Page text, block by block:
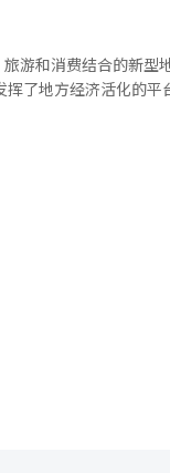
。两年前，日本股票的
己指出。 投资银行
投资者活动“东北亚论
亚洲股市的标志性活
资金，东北亚股市之间
但郑候选人有时却以原
。选民将在最后时刻
治中，验证是一
悉的能力”往往成为强
料。因此，吴世勋的竞
编辑。
代数字人才的培养。”
，越南邮政与通信技
团队在内的16支队伍
·阿尔·巴克里·德瓦达
游和消费结合的新型
现场的工人到
还进行了在